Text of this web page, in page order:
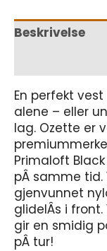
Beskrivelse
En perfekt
alene – eller
lag. Ozette er
Primaloft
pÂ samme
gjenvunnet
glidelÂs i
gir en smidig
pÂ tur!